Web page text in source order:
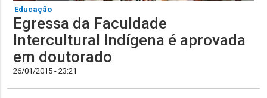
Educação
Egressa da Faculdade
Intercultural Indígena é aprovada
em doutorado
26/01/2015 - 23:21